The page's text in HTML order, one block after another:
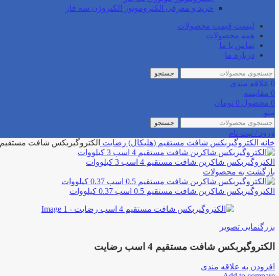
خرید و معرفی الکتروموتور الکتروژن سه فاز
لیست قیمت محصولات
همه محصولات
تماس با ما
درباره ما
جستجو
0 علاقه مندی
0 مقایسه
0 محصول 0 تومان
منو
جستجو
ورود / ثبت نام
خانه الکتروگیربکس شافت مستقیم (هلیکال) رضایت الکتروگیربکس شافت مستقیم 4 اسب رضایت
الکتروگیربکس شاکرین شافت مستقیم 4 اسب 3 کیلووات
بازگشت به محصولات
الکتروگیربکس شاکرین شافت مستقیم 0.5 اسب 0.37 کیلووات
بزرگنمایی تصویر
الکتروگیربکس شافت مستقیم 4 اسب رضایت
افزودن به علاقه مندی